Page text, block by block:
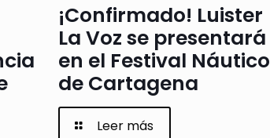
¡Confirmado! Luister
La Voz se presentará
en el Festival Náutico
de Cartagena
Leer más